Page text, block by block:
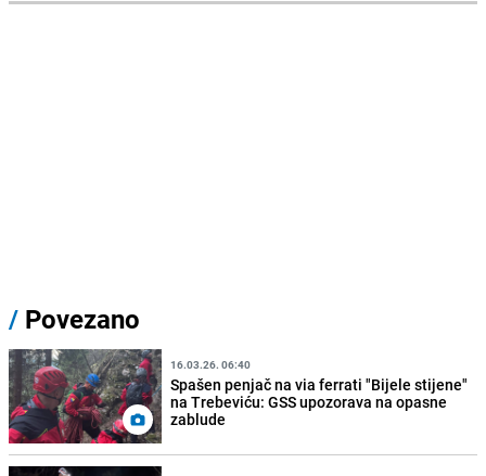
/ Povezano
16.03.26. 06:40
Spašen penjač na via ferrati "Bijele stijene"
na Trebeviću: GSS upozorava na opasne
zablude